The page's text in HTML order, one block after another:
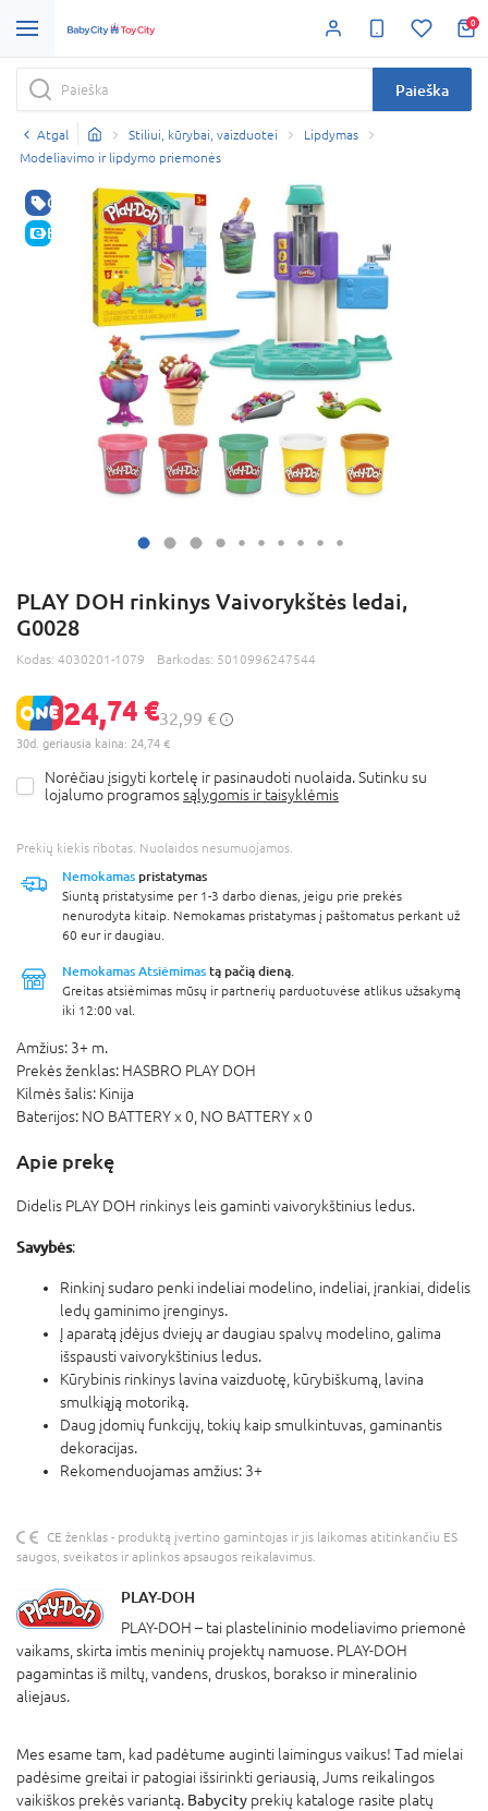
0
Paieška
Atgal Stiliui, kūrybai, vaizduotei
Lipdymas
Modeliavimo ir lipdymo priemonės
GERA KAINA
E-KAINA
PLAY DOH rinkinys Vaivorykštės ledai,
G0028
Kodas: 4030201-1079 Barkodas: 5010996247544
24,74 €32,99 €
30d. geriausia kaina: 24,74 €
Norėčiau įsigyti kortelę ir pasinaudoti nuolaida. Sutinku su
lojalumo programossąlygomis ir taisyklėmis
Prekių kiekis ribotas. Nuolaidos nesumuojamos.
Nemokamas pristatymas
Siuntą pristatysime per 1-3 darbo dienas, jeigu prie prekės
nenurodyta kitaip. Nemokamas pristatymas į paštomatus perkant už
60 eur ir daugiau.
Nemokamas Atsiėmimas tą pačią dieną.
Greitas atsiėmimas mūsų ir partnerių parduotuvėse atlikus užsakymą
iki 12:00 val.
Amžius: 3+ m.
Prekės ženklas: HASBRO PLAY DOH
Kilmės šalis: Kinija
Baterijos: NO BATTERY x 0, NO BATTERY x 0
Apie prekę
Didelis PLAY DOH rinkinys leis gaminti vaivorykštinius ledus.
Savybės:
Rinkinį sudaro penki indeliai modelino, indeliai, įrankiai, didelis
ledų gaminimo įrenginys.
Į aparatą įdėjus dviejų ar daugiau spalvų modelino, galima
išspausti vaivorykštinius ledus.
Kūrybinis rinkinys lavina vaizduotę, kūrybiškumą, lavina
smulkiąją motoriką.
Daug įdomių funkcijų, tokių kaip smulkintuvas, gaminantis
dekoracijas.
Rekomenduojamas amžius: 3+
CE ženklas - produktą įvertino gamintojas ir jis laikomas atitinkančiu ES
saugos, sveikatos ir aplinkos apsaugos reikalavimus.
PLAY-DOH
PLAY-DOH – tai plastelininio modeliavimo priemonė
vaikams, skirta imtis meninių projektų namuose. PLAY-DOH
pagamintas iš miltų, vandens, druskos, borakso ir mineralinio
aliejaus.
Mes esame tam, kad padėtume auginti laimingus vaikus! Tad mielai
padėsime greitai ir patogiai išsirinkti geriausią, Jums reikalingos
vaikiškos prekės variantą. Babycity prekių kataloge rasite platų